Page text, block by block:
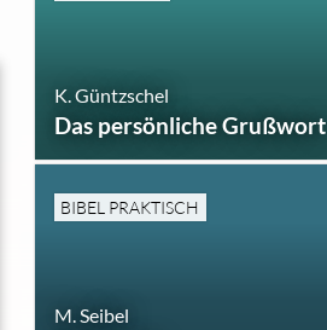
K. Güntzschel
Das persönliche Grußwort
BIBEL PRAKTISCH
M. Seibel